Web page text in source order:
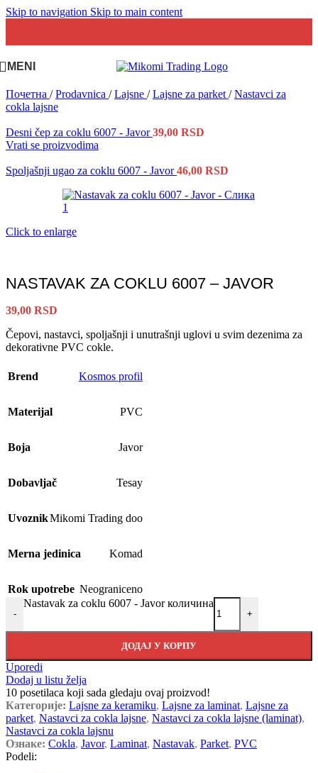
Skip to navigation Skip to main content
MENI
Почетна / Prodavnica / Lajsne / Lajsne za parket / Nastavci za
cokla lajsne
Desni čep za coklu 6007 - Javor39,00 RSD
Vrati se proizvodima
Spoljašnji ugao za coklu 6007 - Javor46,00 RSD
Click to enlarge
NASTAVAK ZA COKLU 6007 – JAVOR
39,00 RSD
Čepovi, nastavci, spoljašnji i unutrašnji uglovi u svim dezenima za
dekorativne PVC cokle.
Brend Kosmos profil
Materijal PVC
Boja Javor
Dobavljač Tesay
UvoznikMikomi Trading doo
Merna jedinica Komad
Rok upotrebe Neograniceno
-
Nastavak za coklu 6007 - Javor количина
+
ДОДАЈ У КОРПУ
Uporedi
Dodaj u listu želja
10 posetilaca koji sada gledaju ovaj proizvod!
Категорије: Lajsne za keramiku, Lajsne za laminat, Lajsne za
parket, Nastavci za cokla lajsne, Nastavci za cokla lajsne (laminat),
Nastavci za cokla lajsnu
Ознаке: Cokla, Javor, Laminat, Nastavak, Parket, PVC
Podeli: